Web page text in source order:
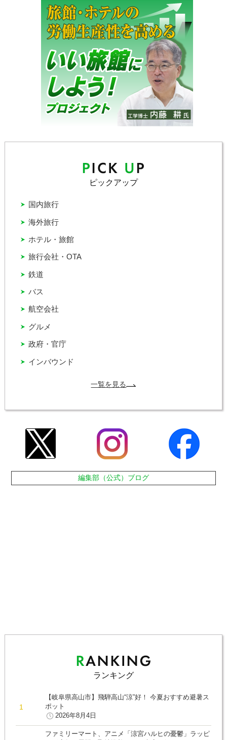
ピックアップ
インバウンド
グルメ
バス
ホテル・旅館
国内旅行
政府・官庁
旅行会社・OTA
海外旅行
航空会社
鉄道
一覧を見る
編集部（公式）ブログ
ランキング
【岐阜県高山市】飛騨高山“涼”好！ 今夏おすすめ避暑ス
ポット
2026年8月4日
ファミリーマート、アニメ「涼宮ハルヒの憂鬱」ラッピ